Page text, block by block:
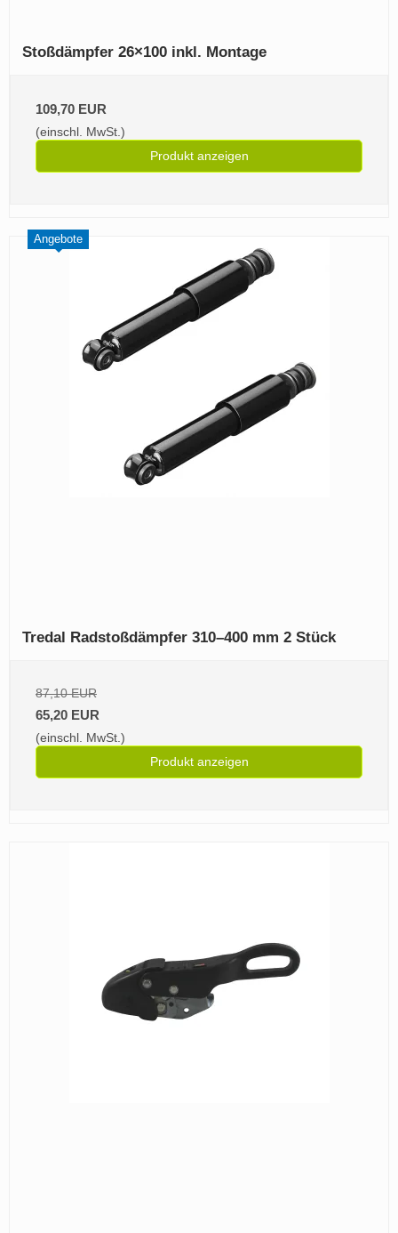
Stoßdämpfer 26×100 inkl. Montage
109,70 EUR
(einschl. MwSt.)
Produkt anzeigen
Angebote
Tredal Radstoßdämpfer 310–400 mm 2 Stück
87,10 EUR
65,20 EUR
(einschl. MwSt.)
Produkt anzeigen